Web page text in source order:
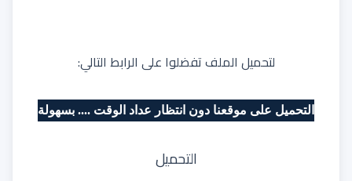
لتحميل الملف تفضلوا على الرابط التالي:
التحميل على موقعنا دون انتظار عداد الوقت .... بسهولة
التحميل